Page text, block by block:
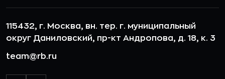
115432, г. Москва, вн. тер. г. муниципальный
округ Даниловский, пр-кт Андропова, д. 18, к. 3
team@rb.ru